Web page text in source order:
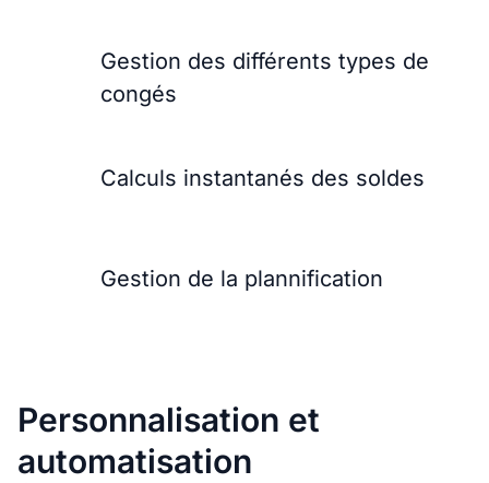
Gestion des différents types de
congés
Calculs instantanés des soldes
Gestion de la plannification
Personnalisation et
automatisation